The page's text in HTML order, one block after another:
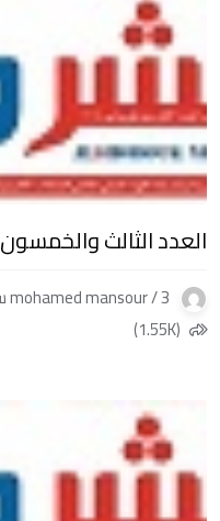
العدد الثالث والخمسون
mohamed mansour / 3 سنوات
(1.55K)